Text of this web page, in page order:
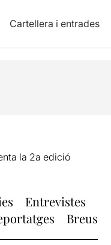
Cartellera i entrades
la 2a edició
Entrevistes
Breus